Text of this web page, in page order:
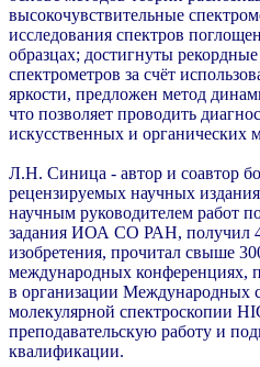
высокочувствительные
исследования спектров
образцах; достигнуты
спектрометров за счёт
яркости, предложен метод
что позволяет проводить
искусственных и органических
Л.Н. Синица - автор и соавтор
рецензируемых научных
научным руководителем работ
задания ИОА СО РАН, получил 4
изобретения, прочитал свыше
международных конференциях,
в организации Международных
молекулярной спектроскопии
преподавательскую работу и
квалификации.